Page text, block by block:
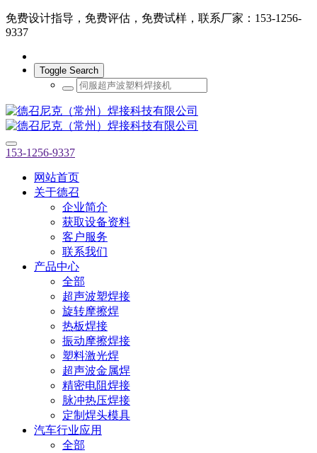
免费设计指导，免费评估，免费试样，联系厂家：153-1256-
9337
Toggle Search
153-1256-9337
网站首页
关于德召
企业简介
获取设备资料
客户服务
联系我们
产品中心
全部
超声波塑焊接
旋转摩擦焊
热板焊接
振动摩擦焊接
塑料激光焊
超声波金属焊
精密电阻焊接
脉冲热压焊接
定制焊头模具
汽车行业应用
全部